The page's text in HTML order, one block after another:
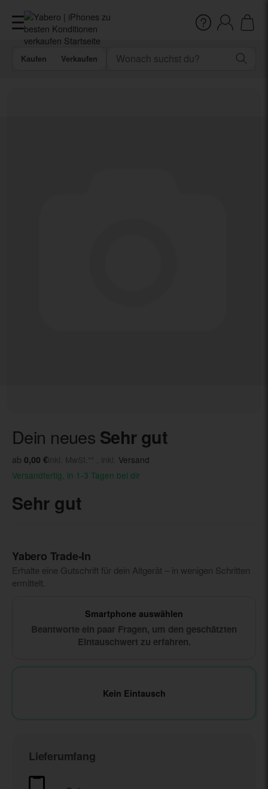
Kaufen Verkaufen
Dein neues Sehr gut
ab 0,00 €inkl. MwSt.** , inkl. Versand
Versandfertig, in 1-3 Tagen bei dir
Sehr gut
Yabero Trade‑In
Erhalte eine Gutschrift für dein Altgerät – in wenigen Schritten
ermittelt.
Smartphone auswählen
Beantworte ein paar Fragen, um den geschätzten
Eintauschwert zu erfahren.
Kein Eintausch
Lieferumfang